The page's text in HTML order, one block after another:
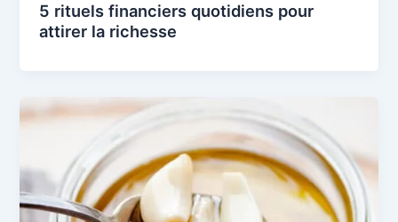
5 rituels financiers quotidiens pour
attirer la richesse